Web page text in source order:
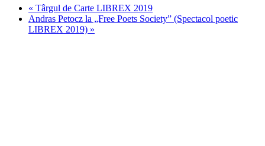
« Târgul de Carte LIBREX 2019
Andras Petocz la „Free Poets Society” (Spectacol poetic
LIBREX 2019) »